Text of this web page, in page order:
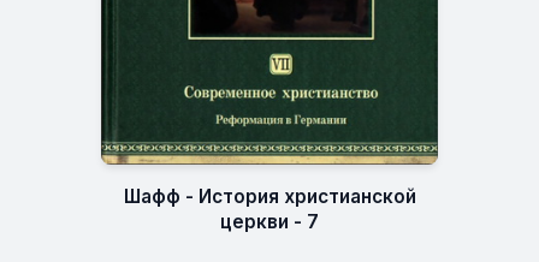
Шафф - История христианской
церкви - 7